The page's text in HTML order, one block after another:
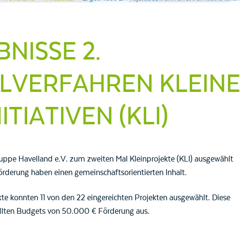
2.
KLEINE
(KLI)
Havelland e.V. zum zweiten Mal Kleinprojekte (KLI) ausgewählt
haben einen gemeinschaftsorientierten Inhalt.
konnten 11 von den 22 eingereichten Projekten ausgewählt. Diese
Budgets von 50.000 € Förderung aus.